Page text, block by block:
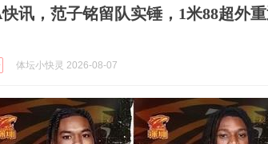
讯，范子铭留队实锤，1米88超外
体坛小快灵 2026-08-07